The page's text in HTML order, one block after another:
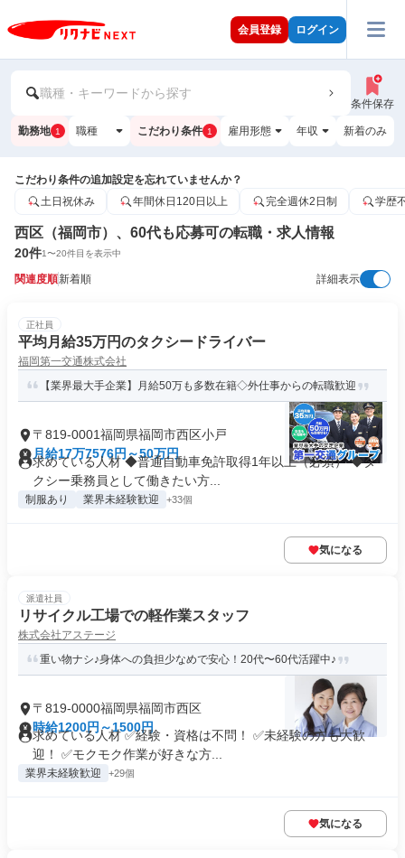
会員登録 ログイン
職種・キーワードから探す
条件保存
勤務地 1 職種 こだわり条件 1 雇用形態 年収 新着のみ
こだわり条件の追加設定を忘れていませんか？
土日祝休み
年間休日120日以上 完全週休2日制 学歴
西区（福岡市）、60代も応募可の転職・求人情報
20件1〜20件目を表示中
関連度順新着順 詳細表示
正社員
平均月給35万円のタクシードライバー
福岡第一交通株式会社
【業界最大手企業】月給50万も多数在籍◇外仕事からの転職歓迎
〒819-0001福岡県福岡市西区小戸
月給17万7576円～50万円
求めている人材 ◆普通自動車免許取得1年以上（必須） ◆タ
クシー乗務員として働きたい方...
制服あり 業界未経験歓迎 +33個
気になる
派遣社員
リサイクル工場での軽作業スタッフ
株式会社アステージ
重い物ナシ♪身体への負担少なめで安心！20代〜60代活躍中♪
〒819-0000福岡県福岡市西区
時給1200円～1500円
求めている人材 ✅経験・資格は不問！ ✅未経験の方も大歓
迎！ ✅モクモク作業が好きな方...
業界未経験歓迎 +29個
気になる